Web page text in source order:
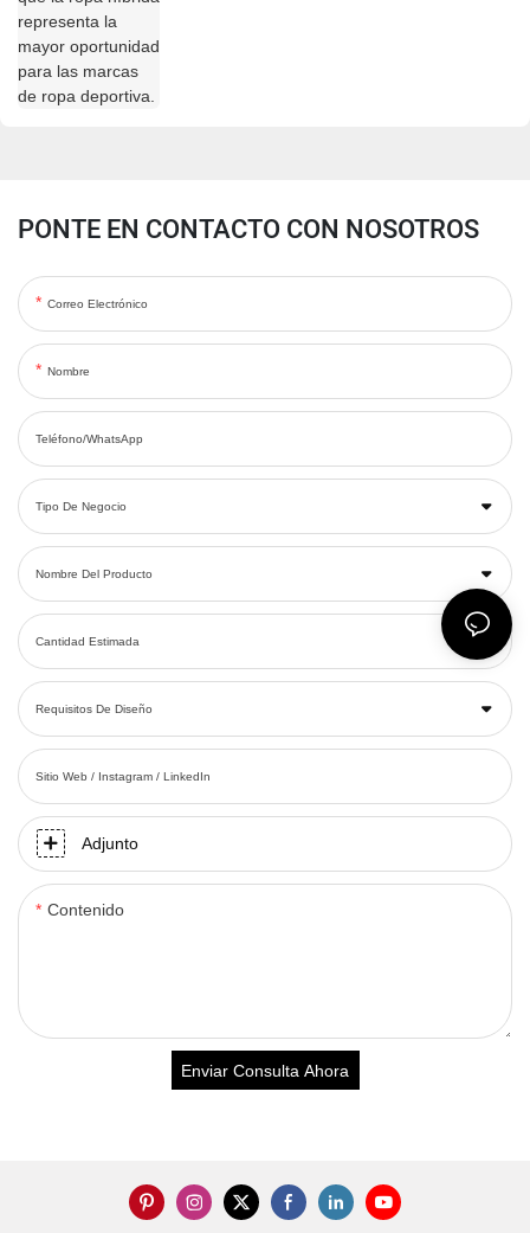
PONTE EN CONTACTO CON NOSOTROS
Correo Electrónico
Nombre
Teléfono/WhatsApp
Tipo De Negocio
Nombre Del Producto
Cantidad Estimada
Requisitos De Diseño
Sitio Web / Instagram / LinkedIn
Adjunto
Contenido
Enviar Consulta Ahora